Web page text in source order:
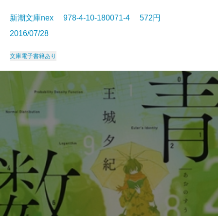
新潮文庫nex 978-4-10-180071-4 572円
2016/07/28
文庫電子書籍あり